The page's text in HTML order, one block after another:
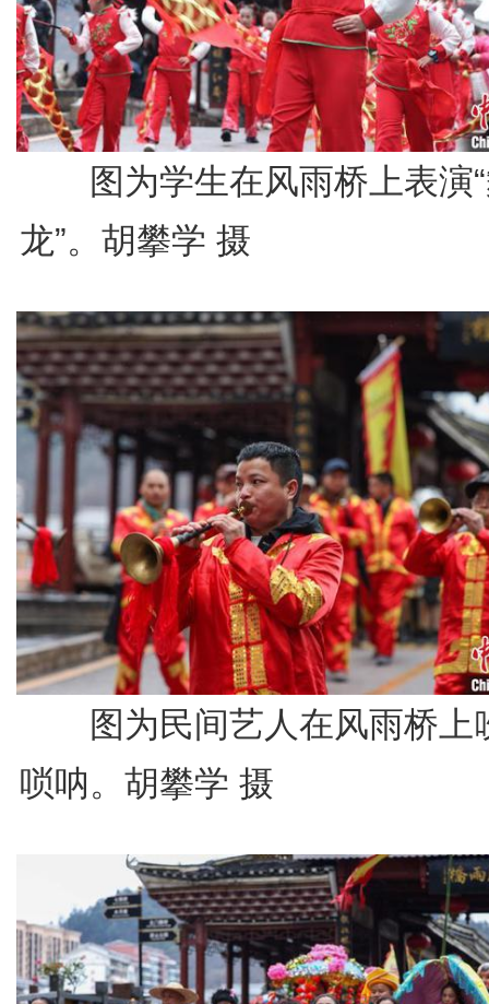
图为学生在风雨桥上表演
龙”。胡攀学 摄
图为民间艺人在风雨桥上
唢呐。胡攀学 摄